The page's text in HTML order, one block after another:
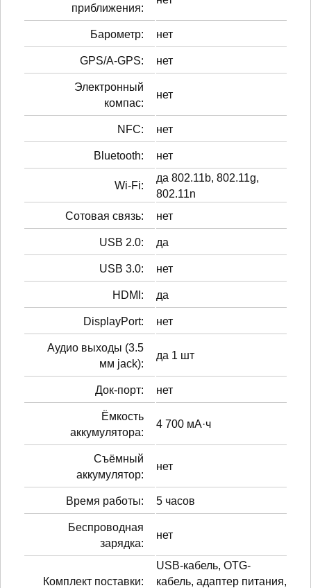
приближения:
Барометр: нет
GPS/A-GPS: нет
Электронный
компас:
нет
NFC: нет
Bluetooth: нет
Wi-Fi:
да 802.11b, 802.11g,
802.11n
Сотовая связь:
нет
USB 2.0: да
USB 3.0: нет
HDMI: да
DisplayPort: нет
Аудио выходы (3.5
мм jack):
да 1 шт
Док-порт: нет
Ёмкость
аккумулятора:
4 700 мА·ч
Cъёмный
аккумулятор:
нет
Время работы: 5 часов
Беспроводная
зарядка:
нет
Комплект поставки:
USB-кабель, OTG-
кабель, адаптер питания,